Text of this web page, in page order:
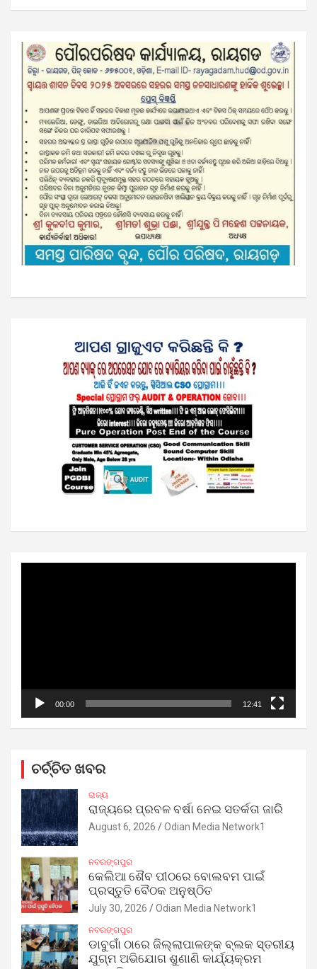
00:00 12:41
ଚର୍ଚ୍ଚିତ ଖବର
ରାଜ୍ୟ
ରାଜ୍ୟରେ ପ୍ରବଳ ବର୍ଷା ନେଇ ସତର୍କତା ଜାରି
August 6, 2026 Odian Media Network1
ନବରଙ୍ଗପୁର
କେଲିଆ ଶୈବ ପୀଠରେ ବୋଲବମ ପାଇଁ
ପ୍ରସ୍ତୁତି ବୈଠକ ଅନୁଷ୍ଠିତ
July 30, 2026 Odian Media Network1
ନବରଙ୍ଗପୁର
ଡାବୁଗାଁ ଠାରେ ଜିଲ୍ଲାପାଳଙ୍କ ବ୍ଲକ ସ୍ତରୀୟ
ଯୁଗ୍ମ ଅଭିଯୋଗ ଶୁଣାଣି କାର୍ଯ୍ୟକ୍ରମ